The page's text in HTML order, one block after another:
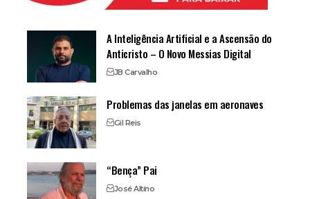
A Inteligência Artificial e a Ascensão do
Anticristo – O Novo Messias Digital
JB Carvalho
Problemas das janelas em aeronaves
Gil Reis
“Bença” Pai
José Altino